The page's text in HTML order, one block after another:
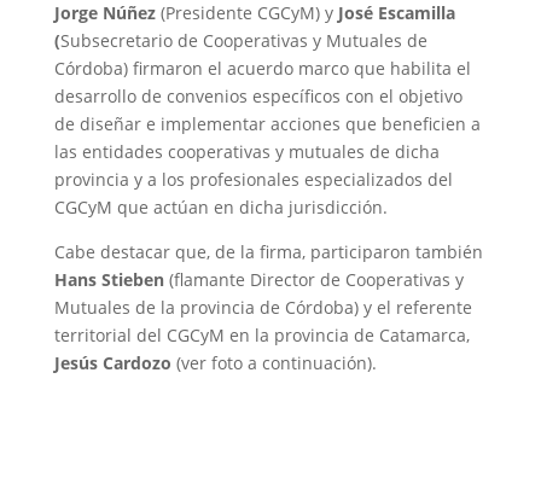
Jorge Núñez(Presidente CGCyM) y José Escamilla
(Subsecretario de Cooperativas y Mutuales de
Córdoba) firmaron el acuerdo marco que habilita el
desarrollo de convenios específicos con el objetivo
de diseñar e implementar acciones que beneficien a
las entidades cooperativas y mutuales de dicha
provincia y a los profesionales especializados del
CGCyM que actúan en dicha jurisdicción.
Cabe destacar que, de la firma, participaron también
Hans Stieben(flamante Director de Cooperativas y
Mutuales de la provincia de Córdoba) y el referente
territorial del CGCyM en la provincia de Catamarca,
Jesús Cardozo (ver foto a continuación).